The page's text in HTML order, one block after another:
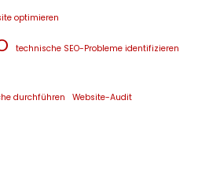
optimieren
technische SEO-Probleme identifizieren
durchführen
Website-Audit